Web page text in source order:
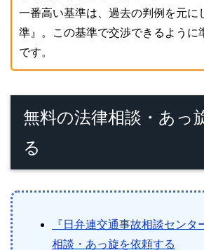
一番高い基準は、過去の判例を元に
準』。この基準で交渉できるように
です。
無料の法律相談・あっ
る
『日弁連交通事故相談センタ
相談・あっ旋を依頼する